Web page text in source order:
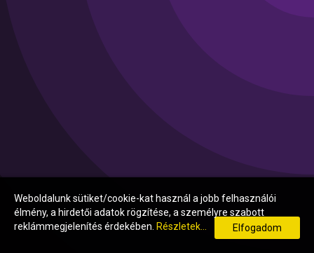
Weboldalunk sütiket/cookie-kat használ a jobb felhasználói
élmény, a hirdetői adatok rögzítése, a személyre szabott
reklámmegjelenítés érdekében. Részletek... Elfogadom